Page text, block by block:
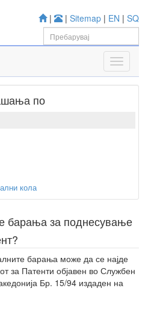
| | Sitemap | EN | SQ
по
кола
барања за поднесување
барања може да се најде
за Патенти објавен во Службен
Бр. 15/94 издаден на